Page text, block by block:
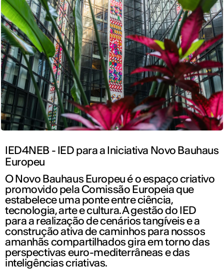
IED4NEB - IED para a Iniciativa Novo Bauhaus
Europeu
O Novo Bauhaus Europeu é o espaço criativo
promovido pela Comissão Europeia que
estabelece uma ponte entre ciência,
tecnologia, arte e cultura. A gestão do IED
para a realização de cenários tangíveis e a
construção ativa de caminhos para nossos
amanhãs compartilhados gira em torno das
perspectivas euro-mediterrâneas e das
inteligências criativas.